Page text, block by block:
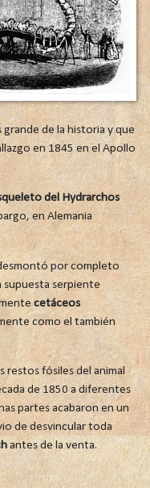
grande de la historia y que
en 1845 en el Apollo
del Hydrarchos
en Alemania
por completo
supuesta serpiente
cetáceos
como el también
restos fósiles del animal
de 1850 a diferentes
partes acabaron en un
de desvincular toda
antes de la venta.